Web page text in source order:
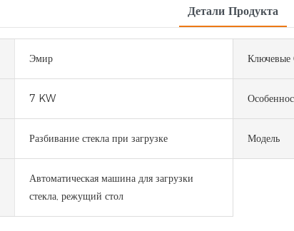
Детали Продукта
Эмир Ключевые
7 KW
Разбивание стекла при загрузке Модель
Автоматическая машина для загрузки
стекла, режущий стол